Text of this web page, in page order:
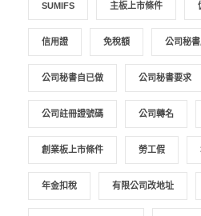
SUMIFS 主板上市條件
信用證 免稅額 公司秘
公司秘書自已做 公司秘書要求
公司註冊證號碼 公司轉名
創業板上市條件 勞工假
年金扣稅 有限公司改地址